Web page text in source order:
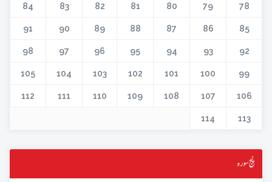
78
79
80
81
82
83
84
85
86
87
88
89
90
91
92
93
94
95
96
97
98
99
100
101
102
103
104
105
106
107
108
109
110
111
112
113
114
پنج سورہ